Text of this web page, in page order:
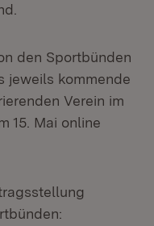
den Sportbünden
jeweils kommende
Verein im
15. Mai online